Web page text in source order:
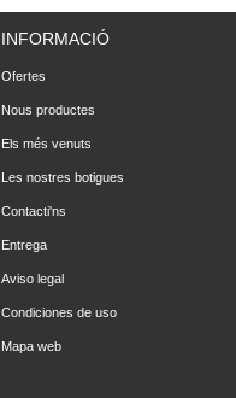
INFORMACIÓ
Ofertes
Nous productes
Els més venuts
Les nostres botigues
Contacti'ns
Entrega
Aviso legal
Condiciones de uso
Mapa web